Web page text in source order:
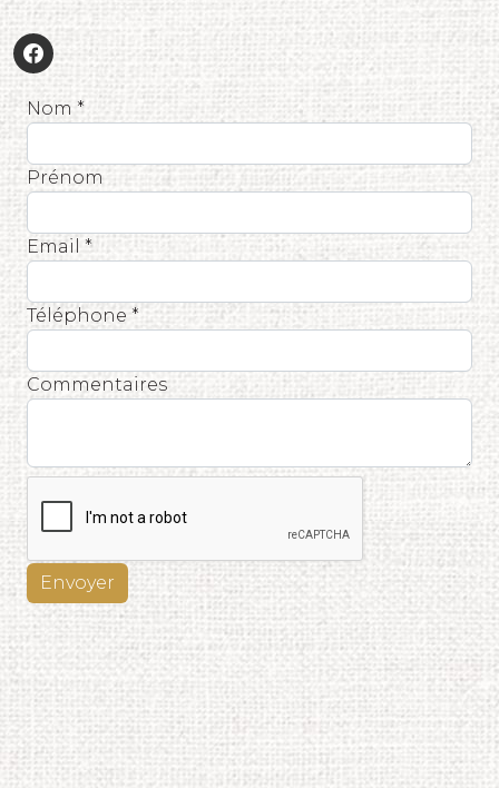
Nom *
Prénom
Email *
Téléphone *
Commentaires
Envoyer